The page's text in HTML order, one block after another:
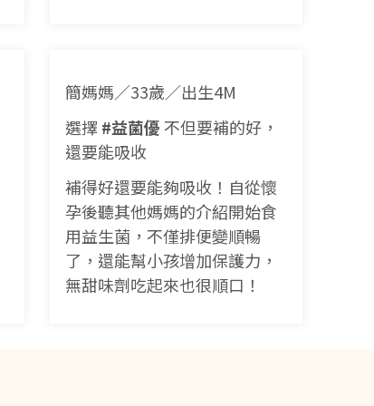
簡媽媽／33歲／出生4M
選擇#益菌優不但要補的好，
還要能吸收
補得好還要能夠吸收！自從懷
孕後聽其他媽媽的介紹開始食
用益生菌，不僅排便變順暢
了，還能幫小孩增加保護力，
無甜味劑吃起來也很順口！